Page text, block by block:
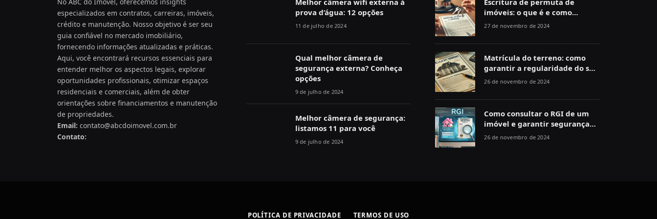
especializados em contratos, carreiras, imóveis,
crédito e manutenção. Nosso objetivo é ser seu
guia confiável no mercado imobiliário,
fornecendo informações atualizadas e práticas.
Aqui, você encontrará recursos essenciais para
entender melhor os aspectos legais, explorar
oportunidades profissionais, otimizar espaços
residenciais e comerciais, além de obter
orientações sobre financiamentos e manutenção
de propriedades.
Email: contato@abcdoimovel.com.br
Contato:
Melhor câmera wifi externa à
prova d’água: 12 opções
11 de julho de 2024
Qual melhor câmera de
segurança externa? Conheça
opções
9 de julho de 2024
Melhor câmera de segurança:
listamos 11 para você
9 de julho de 2024
Escritura de permuta de
imóveis: o que é e como
funciona
27 de novembro de 2024
Matrícula do terreno: como
garantir a regularidade do seu
imóvel
26 de novembro de 2024
Como consultar o RGI de um
imóvel e garantir segurança
jurídica
26 de novembro de 2024
POLÍTICA DE PRIVACIDADE TERMOS DE USO